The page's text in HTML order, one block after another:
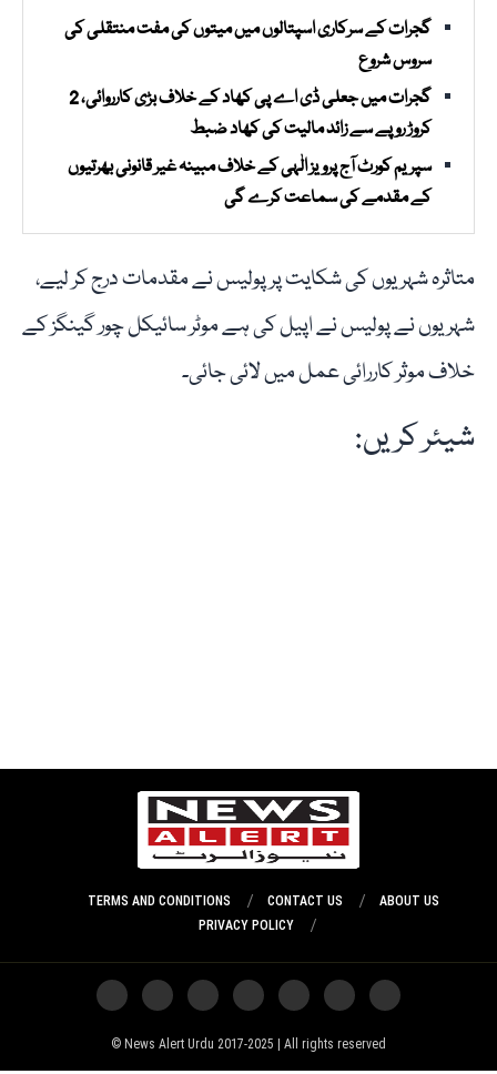
گجرات کے سرکاری اسپتالوں میں میتوں کی مفت منتقلی کی
سروس شروع
گجرات میں جعلی ڈی اے پی کھاد کے خلاف بڑی کارروائی، 2
کروڑ روپے سے زائد مالیت کی کھاد ضبط
سپریم کورٹ آج پرویز الٰہی کے خلاف مبینہ غیر قانونی بھرتیوں
کے مقدمے کی سماعت کرے گی
متاثرہ شہریوں کی شکایت پر پولیس نے مقدمات درج کر لیے،
شہریوں نے پولیس نے اپیل کی ہے موٹر سائیکل چور گینگز کے
خلاف موثر کاررائی عمل میں لائی جائی۔
شیئر کریں:
ABOUT US
CONTACT US
TERMS AND CONDITIONS
PRIVACY POLICY
News Alert Urdu 2017-2025 | All rights reserved ©